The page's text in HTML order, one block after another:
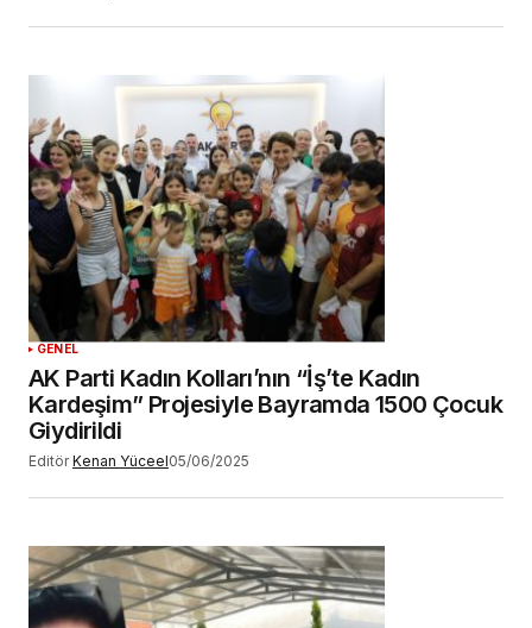
GENEL
AK Parti Kadın Kolları’nın “İş’te Kadın
Kardeşim” Projesiyle Bayramda 1500 Çocuk
Giydirildi
Editör Kenan Yüceel05/06/2025